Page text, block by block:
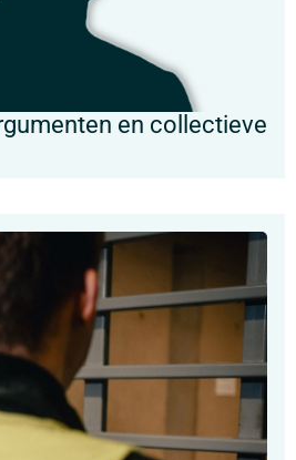
en collectieve